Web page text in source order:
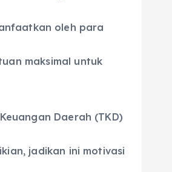
oleh para
maksimal untuk
Daerah (TKD)
jadikan ini motivasi